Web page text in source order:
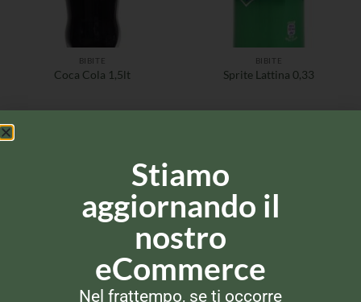
BIBITE
Coca Cola 1,5lt
BIBITE
Sprite Lattina 0,33
BIBITE
Stiamo
aggiornando il
nostro
eCommerce
Nel frattempo, se ti occorre